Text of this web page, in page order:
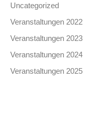
Uncategorized
Veranstaltungen 2022
Veranstaltungen 2023
Veranstaltungen 2024
Veranstaltungen 2025